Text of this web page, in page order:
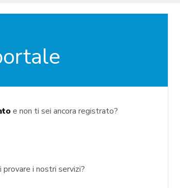
e non ti sei ancora registrato?
provare i nostri servizi?